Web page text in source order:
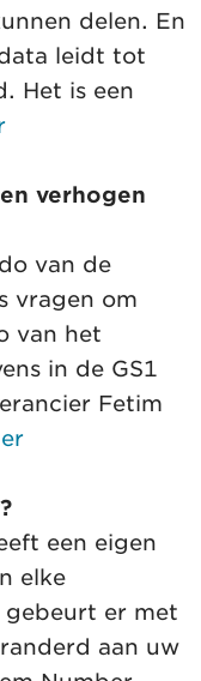
delen. En
leidt tot
Het is een
verhogen
van de
vragen om
van het
in de GS1
Fetim
een eigen
elke
gebeurt er met
aan uw